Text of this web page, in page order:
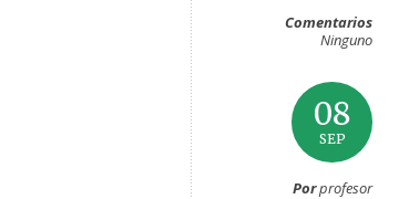
Comentarios
Ninguno
08
SEP
Porprofesor